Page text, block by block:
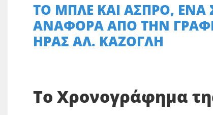
ΤΟ ΜΠΛΕ ΚΑΙ ΑΣΠΡΟ, ΕΝΑ
ΑΝΑΦΟΡΑ ΑΠΟ ΤΗΝ
ΗΡΑΣ ΑΛ. ΚΑΖΟΓΛΗ
Το Χρονογράφημα